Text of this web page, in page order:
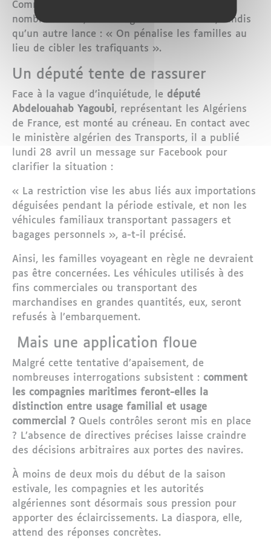
Comment rejoindre l’Algérie avec ma famille
nombreuse ? », s’interroge une internaute, tandis
qu’un autre lance : « On pénalise les familles au
lieu de cibler les trafiquants ».
Un député tente de rassurer
Face à la vague d’inquiétude, le député
Abdelouahab Yagoubi, représentant les Algériens
de France, est monté au créneau. En contact avec
le ministère algérien des Transports, il a publié
lundi 28 avril un message sur Facebook pour
clarifier la situation :
« La restriction vise les abus liés aux importations
déguisées pendant la période estivale, et non les
véhicules familiaux transportant passagers et
bagages personnels », a-t-il précisé.
Ainsi, les familles voyageant en règle ne devraient
pas être concernées. Les véhicules utilisés à des
fins commerciales ou transportant des
marchandises en grandes quantités, eux, seront
refusés à l’embarquement.
Mais une application floue
Malgré cette tentative d’apaisement, de
nombreuses interrogations subsistent : comment
les compagnies maritimes feront-elles la
distinction entre usage familial et usage
commercial ? Quels contrôles seront mis en place
? L’absence de directives précises laisse craindre
des décisions arbitraires aux portes des navires.
À moins de deux mois du début de la saison
estivale, les compagnies et les autorités
algériennes sont désormais sous pression pour
apporter des éclaircissements. La diaspora, elle,
attend des réponses concrètes.